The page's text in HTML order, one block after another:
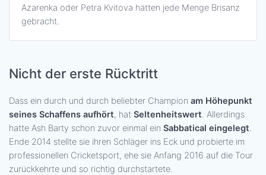
Azarenka oder Petra Kvitova hätten jede Menge Brisanz
gebracht.
Nicht der erste Rücktritt
Dass ein durch und durch beliebter Champion am Höhepunkt
seines Schaffens aufhört, hat Seltenheitswert. Allerdings
hatte Ash Barty schon zuvor einmal ein Sabbatical eingelegt.
Ende 2014 stellte sie ihren Schläger ins Eck und probierte im
professionellen Cricketsport, ehe sie Anfang 2016 auf die Tour
zurückkehrte und so richtig durchstartete.